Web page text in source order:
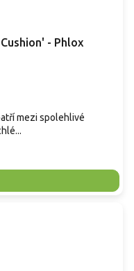
- Phlox
mezi spolehlivé